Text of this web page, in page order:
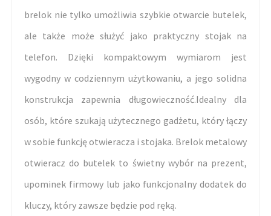
brelok nie tylko umożliwia szybkie otwarcie butelek,
ale także może służyć jako praktyczny stojak na
telefon. Dzięki kompaktowym wymiarom jest
wygodny w codziennym użytkowaniu, a jego solidna
konstrukcja zapewnia długowieczność.Idealny dla
osób, które szukają użytecznego gadżetu, który łączy
w sobie funkcję otwieracza i stojaka. Brelok metalowy
otwieracz do butelek to świetny wybór na prezent,
upominek firmowy lub jako funkcjonalny dodatek do
kluczy, który zawsze będzie pod ręką.